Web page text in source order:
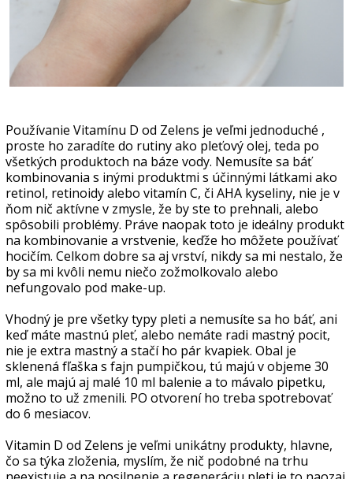
Používanie Vitamínu D od Zelens je veľmi jednoduché ,
proste ho zaradíte do rutiny ako pleťový olej, teda po
všetkých produktoch na báze vody. Nemusíte sa báť
kombinovania s inými produktmi s účinnými látkami ako
retinol, retinoidy alebo vitamín C, či AHA kyseliny, nie je v
ňom nič aktívne v zmysle, že by ste to prehnali, alebo
spôsobili problémy. Práve naopak toto je ideálny produkt
na kombinovanie a vrstvenie, keďže ho môžete používať
hocičím. Celkom dobre sa aj vrství, nikdy sa mi nestalo, že
by sa mi kvôli nemu niečo zožmolkovalo alebo
nefungovalo pod make-up.
Vhodný je pre všetky typy pleti a nemusíte sa ho báť, ani
keď máte mastnú pleť, alebo nemáte radi mastný pocit,
nie je extra mastný a stačí ho pár kvapiek. Obal je
sklenená fľaška s fajn pumpičkou, tú majú v objeme 30
ml, ale majú aj malé 10 ml balenie a to mávalo pipetku,
možno to už zmenili. PO otvorení ho treba spotrebovať
do 6 mesiacov.
Vitamin D od Zelens je veľmi unikátny produkty, hlavne,
čo sa týka zloženia, myslím, že nič podobné na trhu